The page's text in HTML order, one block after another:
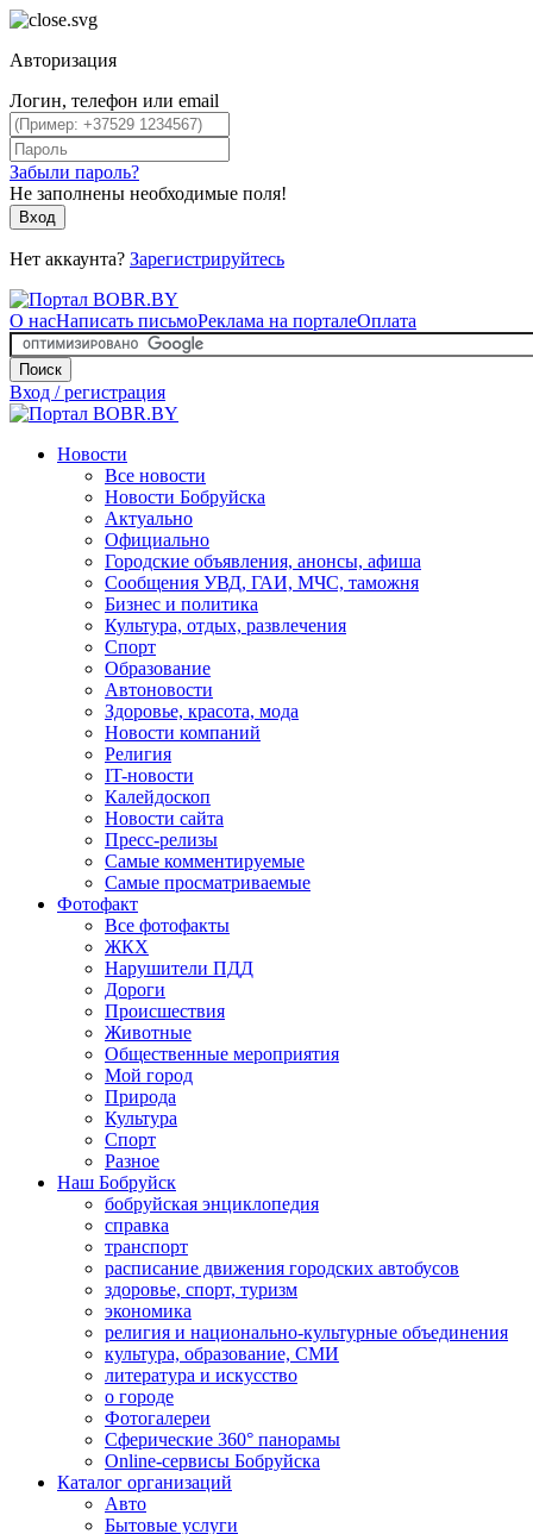
Авторизация
Логин, телефон или email
Забыли пароль?
Не заполнены необходимые поля!
Вход
Нет аккаунта? Зарегистрируйтесь
О насНаписать письмоРеклама на порталеОплата
Поиск
Вход / регистрация
Новости
Все новости
Новости Бобруйска
Актуально
Официально
Городские объявления, анонсы, афиша
Сообщения УВД, ГАИ, МЧС, таможня
Бизнес и политика
Культура, отдых, развлечения
Спорт
Образование
Автоновости
Здоровье, красота, мода
Новости компаний
Религия
IT-новости
Калейдоскоп
Новости сайта
Пресс-релизы
Самые комментируемые
Самые просматриваемые
Фотофакт
Все фотофакты
ЖКХ
Нарушители ПДД
Дороги
Происшествия
Животные
Общественные мероприятия
Мой город
Природа
Культура
Спорт
Разное
Наш Бобруйск
бобруйская энциклопедия
справка
транспорт
расписание движения городских автобусов
здоровье, спорт, туризм
экономика
религия и национально-культурные объединения
культура, образование, СМИ
литература и искусство
о городе
Фотогалереи
Сферические 360° панорамы
Online-сервисы Бобруйска
Каталог организаций
Авто
Бытовые услуги